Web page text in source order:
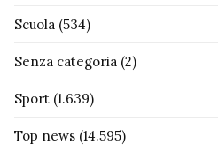
Scuola (534)
Senza categoria (2)
Sport (1.639)
Top news (14.595)